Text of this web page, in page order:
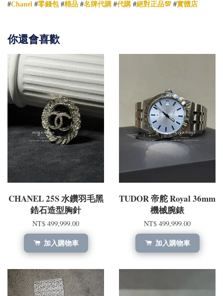
#Chanel #零錢包#精品 #名牌代購 #代購 #絕對正品💯 #實體店
你還會喜歡
CHANEL 25S 水鑽羽毛黑
鋯石造型胸針
NT$ 499,999.00
加入購物車
TUDOR 帝舵 Royal 36mm
機械腕錶
NT$ 499,999.00
加入購物車